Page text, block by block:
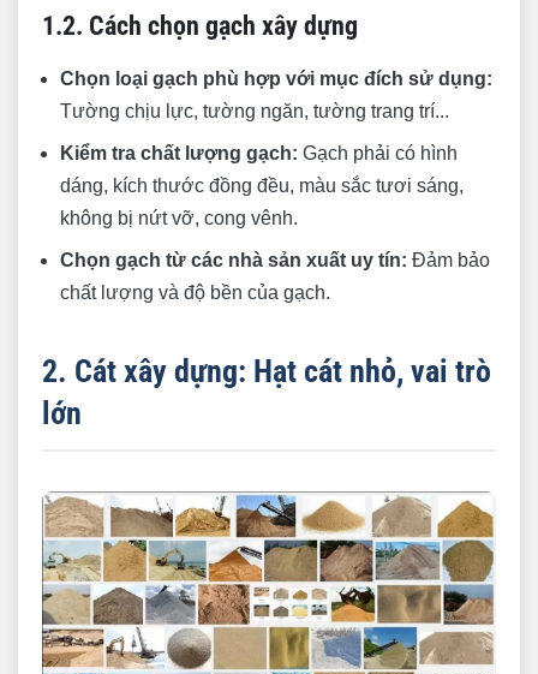
1.2. Cách chọn gạch xây dựng
Chọn loại gạch phù hợp với mục đích sử dụng:
Tường chịu lực, tường ngăn, tường trang trí...
Kiểm tra chất lượng gạch: Gạch phải có hình
dáng, kích thước đồng đều, màu sắc tươi sáng,
không bị nứt vỡ, cong vênh.
Chọn gạch từ các nhà sản xuất uy tín: Đảm bảo
chất lượng và độ bền của gạch.
2. Cát xây dựng: Hạt cát nhỏ, vai trò
lớn